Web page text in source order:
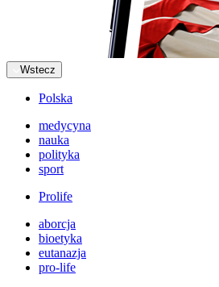
Wstecz
Polska
medycyna
nauka
polityka
sport
Prolife
aborcja
bioetyka
eutanazja
pro-life